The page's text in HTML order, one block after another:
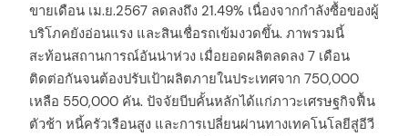
ขายเดือน เม.ย.2567 ลดลงถึง 21.49% เนื่องจากกำลังซื้อของผู้
บริโภคยังอ่อนแรง และสินเชื่อรถเข้มงวดขึ้น. ภาพรวมนี้
สะท้อนสถานการณ์อันน่าห่วง เมื่อยอดผลิตลดลง 7 เดือน
ติดต่อกันจนต้องปรับเป้าผลิตภายในประเทศจาก 750,000
เหลือ 550,000 คัน. ปัจจัยบีบคั้นหลักได้แก่ภาวะเศรษฐกิจฟื้น
ตัวช้า หนี้ครัวเรือนสูง และการเปลี่ยนผ่านทางเทคโนโลยีสู่อีวี